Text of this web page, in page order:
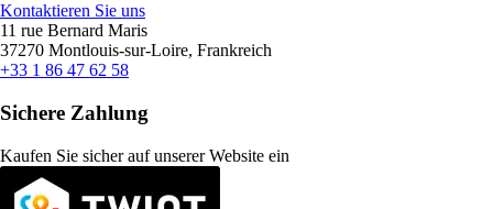
Kontaktieren Sie uns
11 rue Bernard Maris
37270 Montlouis-sur-Loire, Frankreich
+33 1 86 47 62 58
Sichere Zahlung
Kaufen Sie sicher auf unserer Website ein